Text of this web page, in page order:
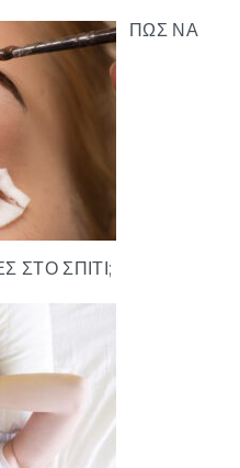
ΠΏΣ ΝΑ
ΣΤΟ ΣΠΊΤΙ;